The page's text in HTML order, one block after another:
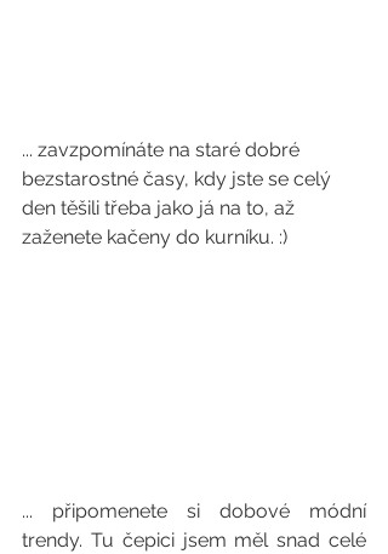
... zavzpomínáte na staré dobré
bezstarostné časy, kdy jste se celý
den těšili třeba jako já na to, až
zaženete kačeny do kurníku. :)
... připomenete si dobové módní
trendy. Tu čepici jsem měl snad celé